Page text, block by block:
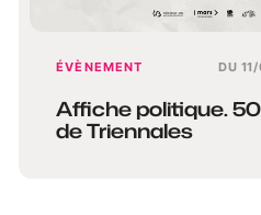
ÉVÈNEMENT DU
Affiche politique.
de Triennales